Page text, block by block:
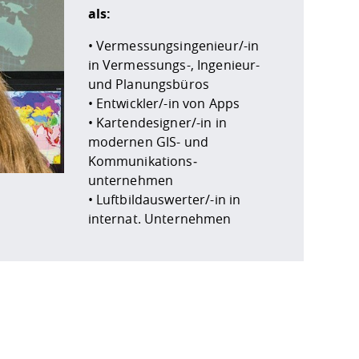
als:
• Vermessungsingenieur/-in
in Vermessungs-, Ingenieur-
und Planungsbüros
• Entwickler/-in von Apps
• Kartendesigner/-in in
modernen GIS- und
Kommunikations­
unternehmen
• Luftbildauswerter/-in in
internat. Unternehmen